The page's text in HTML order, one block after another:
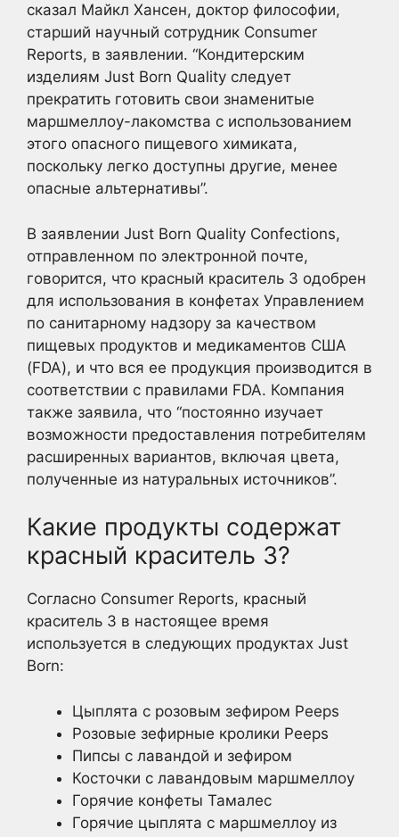
сказал Майкл Хансен, доктор философии,
старший научный сотрудник Consumer
Reports, в заявлении. “Кондитерским
изделиям Just Born Quality следует
прекратить готовить свои знаменитые
маршмеллоу-лакомства с использованием
этого опасного пищевого химиката,
поскольку легко доступны другие, менее
опасные альтернативы”.
В заявлении Just Born Quality Confections,
отправленном по электронной почте,
говорится, что красный краситель 3 одобрен
для использования в конфетах Управлением
по санитарному надзору за качеством
пищевых продуктов и медикаментов США
(FDA), и что вся ее продукция производится в
соответствии с правилами FDA. Компания
также заявила, что “постоянно изучает
возможности предоставления потребителям
расширенных вариантов, включая цвета,
полученные из натуральных источников”.
Какие продукты содержат
красный краситель 3?
Согласно Consumer Reports, красный
краситель 3 в настоящее время
используется в следующих продуктах Just
Born:
Цыплята с розовым зефиром Peeps
Розовые зефирные кролики Peeps
Пипсы с лавандой и зефиром
Косточки с лавандовым маршмеллоу
Горячие конфеты Тамалес
Горячие цыплята с маршмеллоу из